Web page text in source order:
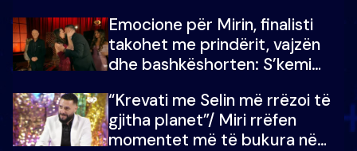
çmimin e madh
Emocione për Mirin, finalisti
takohet me prindërit, vajzën
dhe bashkëshorten: S’kemi
“Krevati me Selin më rrëzoi të
gjitha planet”/ Miri rrëfen
momentet më të bukura në